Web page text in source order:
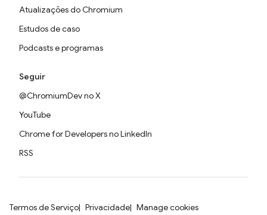
Atualizações do Chromium
Estudos de caso
Podcasts e programas
Seguir
@ChromiumDev no X
YouTube
Chrome for Developers no LinkedIn
RSS
Termos de Serviço Privacidade Manage cookies